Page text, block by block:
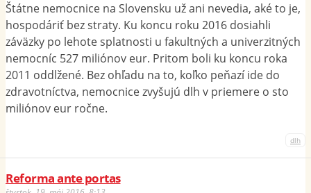
Štátne nemocnice na Slovensku už ani nevedia, aké to je,
hospodáriť bez straty. Ku koncu roku 2016 dosiahli
záväzky po lehote splatnosti u fakultných a univerzitných
nemocníc 527 miliónov eur. Pritom boli ku koncu roka
2011 oddlžené. Bez ohľadu na to, koľko peňazí ide do
zdravotníctva, nemocnice zvyšujú dlh v priemere o sto
miliónov eur ročne.
dlh
Reforma ante portas